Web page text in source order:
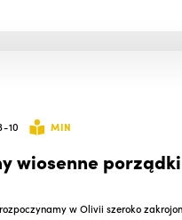
10 MIN
wiosenne porządki
w Olivii szeroko